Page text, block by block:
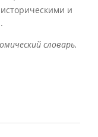
и
словарь.